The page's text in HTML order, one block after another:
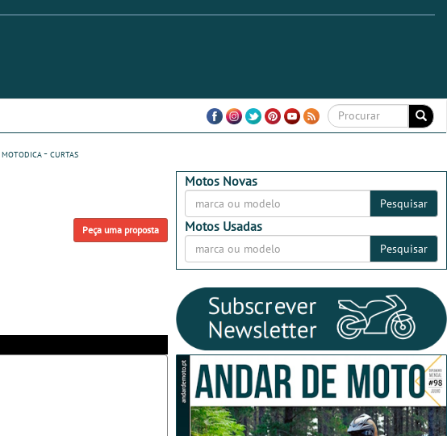
motodica - curtas
Peça uma proposta
Motos Novas
Pesquisar
Motos Usadas
Pesquisar